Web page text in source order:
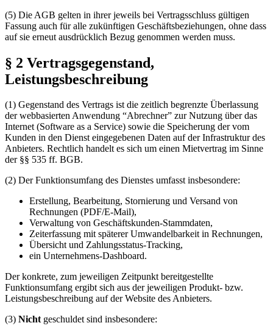
(5) Die AGB gelten in ihrer jeweils bei Vertragsschluss gültigen
Fassung auch für alle zukünftigen Geschäftsbeziehungen, ohne dass
auf sie erneut ausdrücklich Bezug genommen werden muss.
§ 2 Vertragsgegenstand,
Leistungsbeschreibung
(1) Gegenstand des Vertrags ist die zeitlich begrenzte Überlassung
der webbasierten Anwendung “Abrechner” zur Nutzung über das
Internet (Software as a Service) sowie die Speicherung der vom
Kunden in den Dienst eingegebenen Daten auf der Infrastruktur des
Anbieters. Rechtlich handelt es sich um einen Mietvertrag im Sinne
der §§ 535 ff. BGB.
(2) Der Funktionsumfang des Dienstes umfasst insbesondere:
Erstellung, Bearbeitung, Stornierung und Versand von
Rechnungen (PDF/E-Mail),
Verwaltung von Geschäftskunden-Stammdaten,
Zeiterfassung mit späterer Umwandelbarkeit in Rechnungen,
Übersicht und Zahlungsstatus-Tracking,
ein Unternehmens-Dashboard.
Der konkrete, zum jeweiligen Zeitpunkt bereitgestellte
Funktionsumfang ergibt sich aus der jeweiligen Produkt- bzw.
Leistungsbeschreibung auf der Website des Anbieters.
(3) Nichtgeschuldet sind insbesondere: